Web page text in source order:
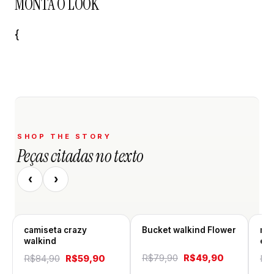
MONTA O LOOK
{
SHOP THE STORY
Peças citadas no texto
‹ ›
camiseta crazy
walkind
R$84,90
O
R$59,90
Bucket walkind Flower
R$79,90
O
R$49,90 R$